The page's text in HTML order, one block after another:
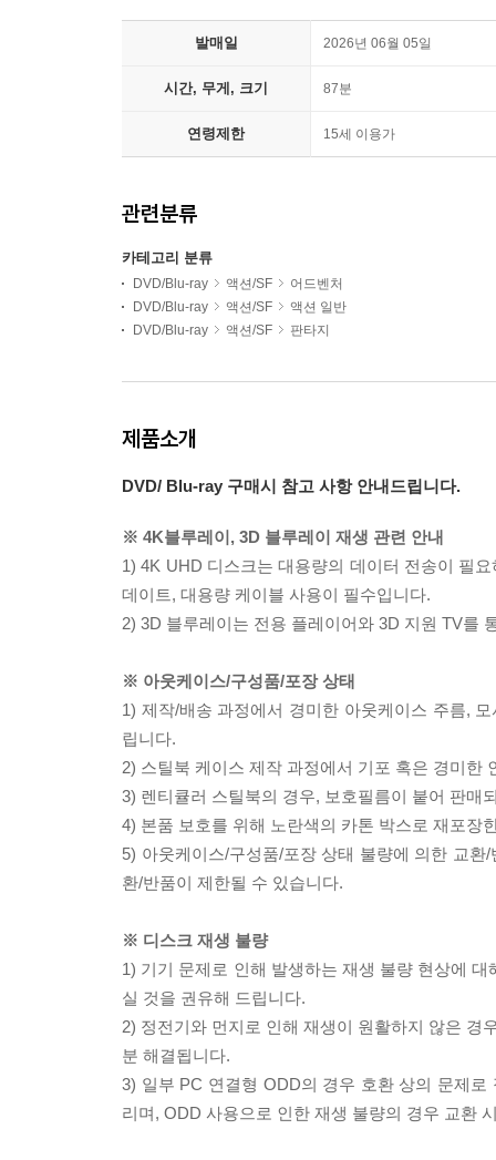
발매일 2026년 06월 05일
시간, 무게, 크기 87분
연령제한 15세 이용가
관련분류
카테고리 분류
DVD/Blu-ray 액션/SF
어드벤처
DVD/Blu-ray
액션/SF
액션 일반
DVD/Blu-ray
액션/SF 판타지
제품소개
DVD/ Blu-ray 구매시 참고 사항 안내드립니다.
※ 4K블루레이, 3D 블루레이 재생 관련 안내
1) 4K UHD 디스크는 대용량의 데이터 전송이 필
데이트, 대용량 케이블 사용이 필수입니다.
2) 3D 블루레이는 전용 플레이어와 3D 지원 TV를
※ 아웃케이스/구성품/포장 상태
1) 제작/배송 과정에서 경미한 아웃케이스 주름,
립니다.
2) 스틸북 케이스 제작 과정에서 기포 혹은 경미한
3) 렌티큘러 스틸북의 경우, 보호필름이 붙어 판매
4) 본품 보호를 위해 노란색의 카톤 박스로 재포장
5) 아웃케이스/구성품/포장 상태 불량에 의한 교
환/반품이 제한될 수 있습니다.
※ 디스크 재생 불량
1) 기기 문제로 인해 발생하는 재생 불량 현상에
실 것을 권유해 드립니다.
2) 정전기와 먼지로 인해 재생이 원활하지 않은 경
분 해결됩니다.
3) 일부 PC 연결형 ODD의 경우 호환 상의 문제
리며, ODD 사용으로 인한 재생 불량의 경우 교환